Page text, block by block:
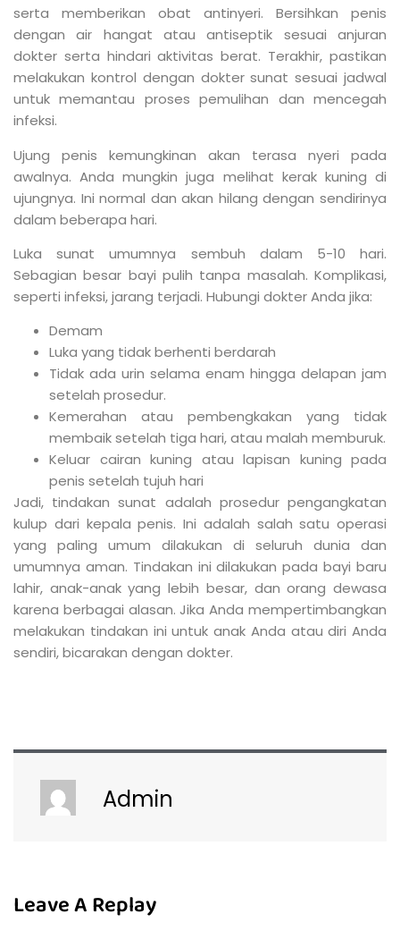
serta memberikan obat antinyeri. Bersihkan penis
dengan air hangat atau antiseptik sesuai anjuran
dokter serta hindari aktivitas berat. Terakhir, pastikan
melakukan kontrol dengan dokter sunat sesuai jadwal
untuk memantau proses pemulihan dan mencegah
infeksi.
Ujung penis kemungkinan akan terasa nyeri pada
awalnya. Anda mungkin juga melihat kerak kuning di
ujungnya. Ini normal dan akan hilang dengan sendirinya
dalam beberapa hari.
Luka sunat umumnya sembuh dalam 5-10 hari.
Sebagian besar bayi pulih tanpa masalah. Komplikasi,
seperti infeksi, jarang terjadi. Hubungi dokter Anda jika:
Demam
Luka yang tidak berhenti berdarah
Tidak ada urin selama enam hingga delapan jam
setelah prosedur.
Kemerahan atau pembengkakan yang tidak
membaik setelah tiga hari, atau malah memburuk.
Keluar cairan kuning atau lapisan kuning pada
penis setelah tujuh hari
Jadi, tindakan sunat adalah prosedur pengangkatan
kulup dari kepala penis. Ini adalah salah satu operasi
yang paling umum dilakukan di seluruh dunia dan
umumnya aman. Tindakan ini dilakukan pada bayi baru
lahir, anak-anak yang lebih besar, dan orang dewasa
karena berbagai alasan. Jika Anda mempertimbangkan
melakukan tindakan ini untuk anak Anda atau diri Anda
sendiri, bicarakan dengan dokter.
Admin
Leave A Replay